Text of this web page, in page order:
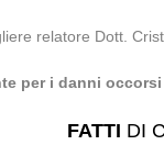
relatore Dott.
per i danni
FATTI DI